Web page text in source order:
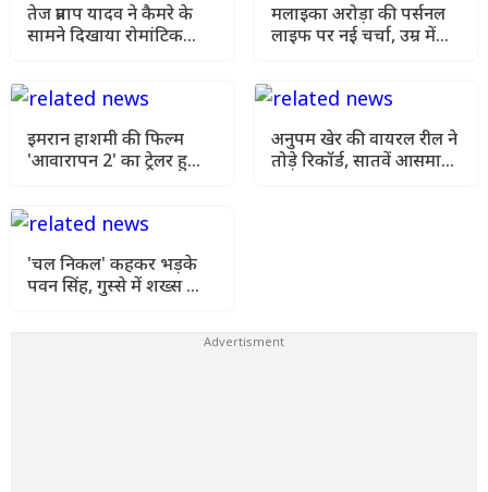
तेज प्रताप यादव ने कैमरे के
सामने दिखाया रोमांटिक
मलाइका अरोड़ा की पर्सनल
लाइफ पर नई चर्चा, उम्र में
इमरान हाशमी की फिल्म
'आवारापन 2' का ट्रेलर हुआ
दमदार अंदाज
अनुपम खेर की वायरल रील ने
तोड़े रिकॉर्ड, सातवें आसमान
'चल निकल' कहकर भड़के
पवन सिंह, गुस्से में शख्स को